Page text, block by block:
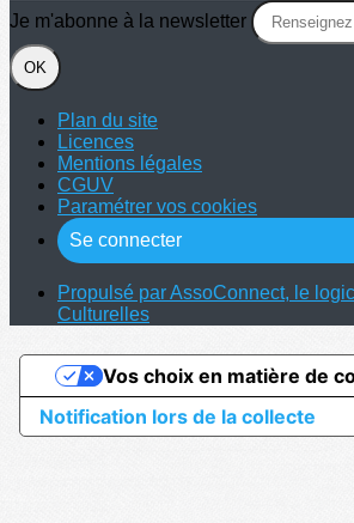
Je m'abonne à la newsletter
OK
Plan du site
Licences
Mentions légales
CGUV
Paramétrer vos cookies
Se connecter
Propulsé par AssoConnect, le
Culturelles
Notification lors de la collecte
Vos choix en matière de